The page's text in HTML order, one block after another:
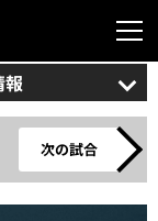
報
次の試合